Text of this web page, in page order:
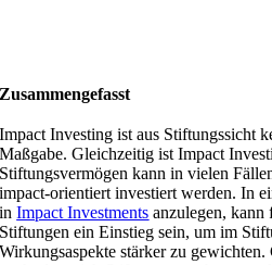
Zusammengefasst
Impact Investing ist aus Stiftungssicht
Maßgabe. Gleichzeitig ist Impact
Stiftungsvermögen kann in vielen
impact-orientiert investiert werden. In
inImpact Investments anzulegen,
Stiftungen ein Einstieg sein, um im
Wirkungsaspekte stärker zu